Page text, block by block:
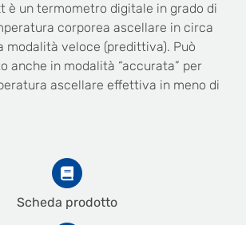
è un termometro digitale in grado di
corporea ascellare in circa
modalità veloce (predittiva). Può
anche in modalità “accurata” per
ascellare effettiva in meno di
Scheda prodotto